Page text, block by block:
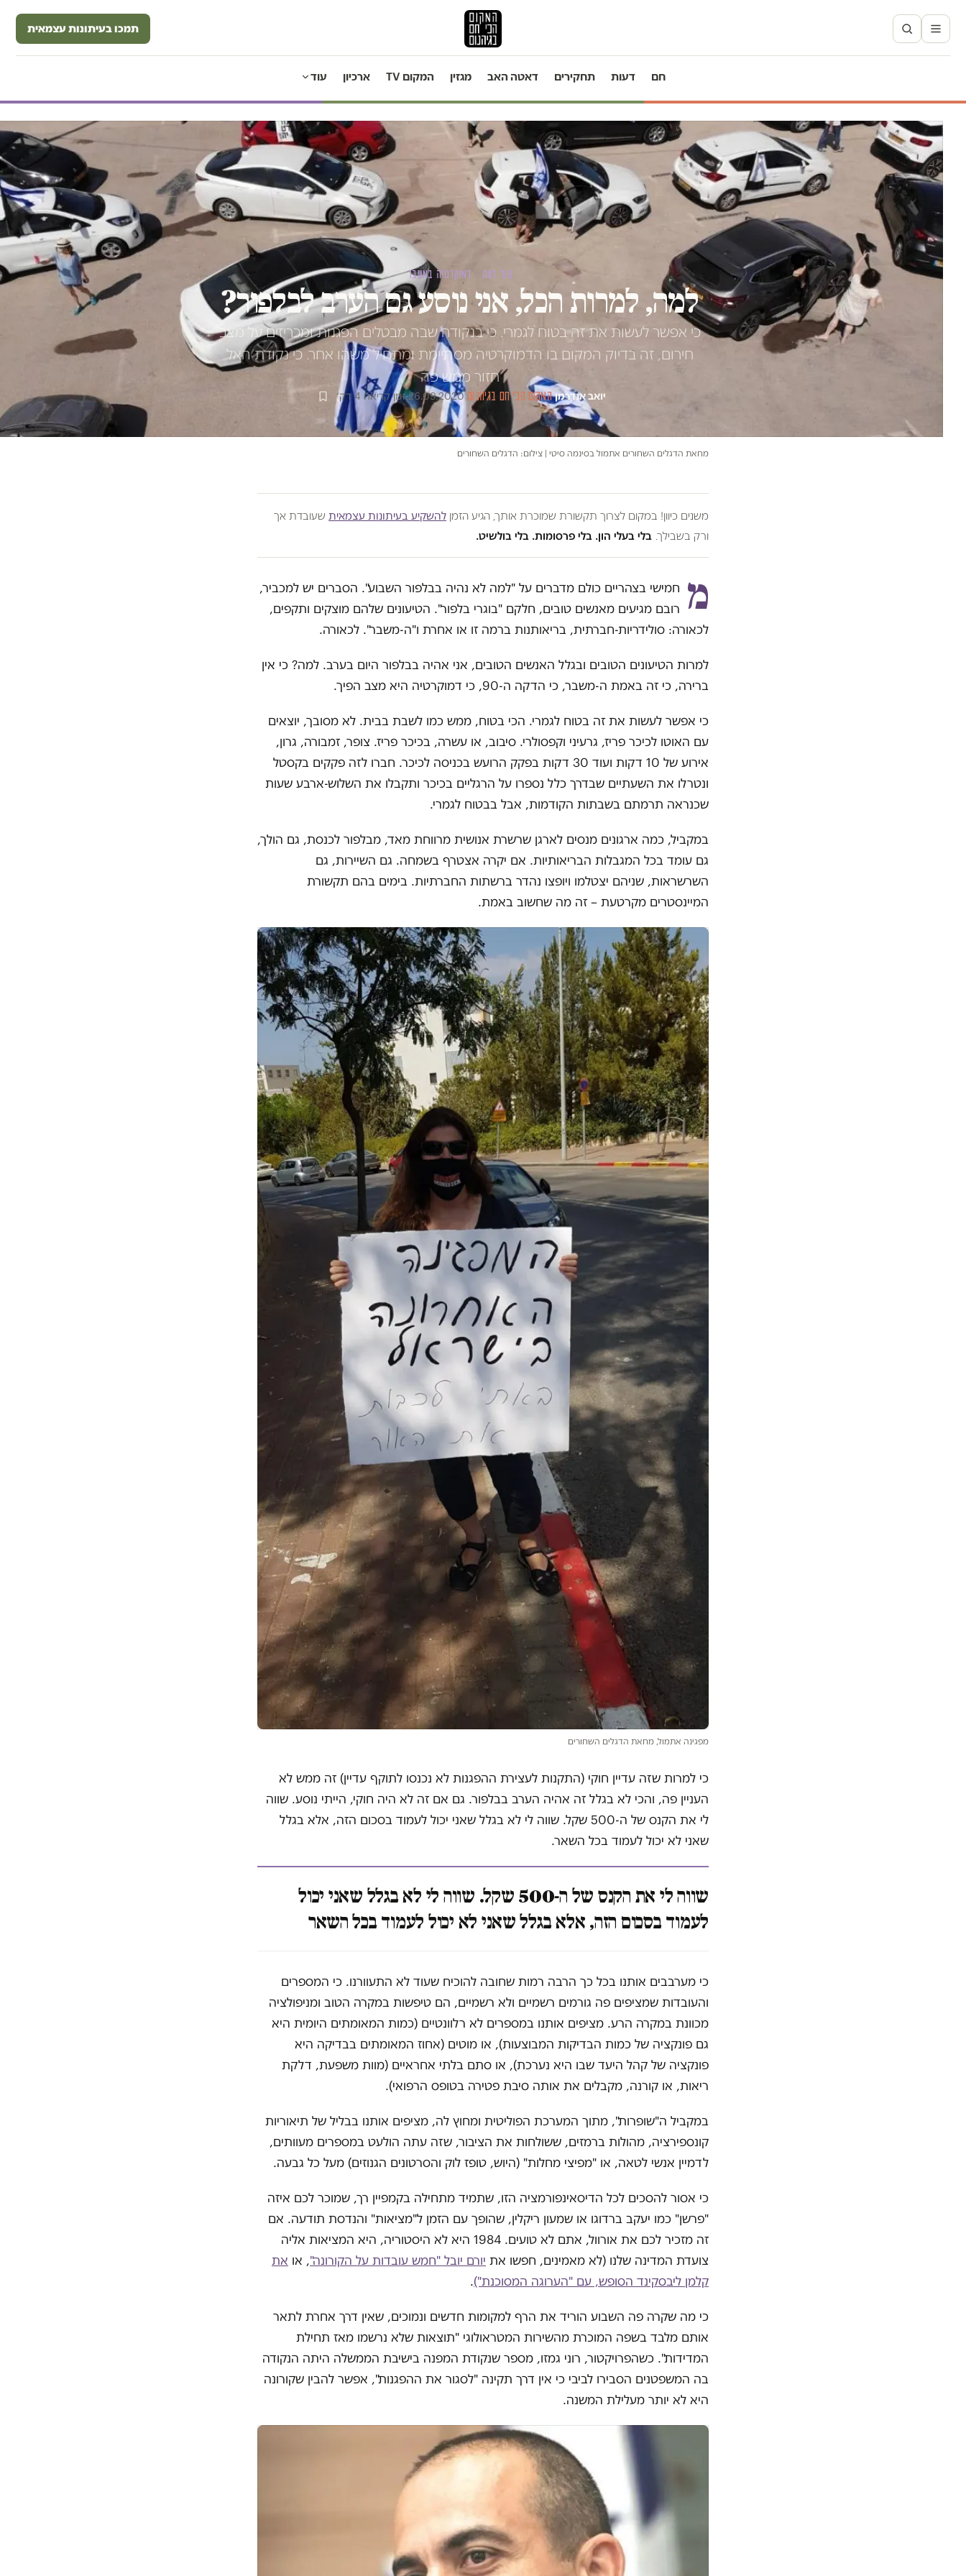
תמכו בעיתונות עצמאית
חם דעות תחקירים דאטה האב מגזין המקום TV ארכיון עוד
טור דעה · דמוקרטיה במשבר
למה, למרות הכל, אני נוסע גם הערב לבלפור?
כי אפשר לעשות את זה בטוח לגמרי. כי בנקודה שבה מבטלים הפגנות ומכריזים על מצב
חירום, זה בדיוק המקום בו הדמוקרטיה מסתיימת ומתחיל משהו אחר. כי נקודת האל
חזור ממש פה
יואב אנדרמן·המקום הכי חם בגיהנום·
26.09.2020
·זמן קריאה 4 דק׳
מחאת הדגלים השחורים אתמול בסינמה סיטי | צילום: הדגלים השחורים
משנים כיוון! במקום לצרוך תקשורת שמוכרת אותך, הגיע הזמן להשקיע בעיתונות עצמאית שעובדת אך
ורק בשבילך. בלי בעלי הון. בלי פרסומות. בלי בולשיט.
מ חמישי בצהריים כולם מדברים על "למה לא נהיה בבלפור השבוע". הסברים יש למכביר,
רובם מגיעים מאנשים טובים, חלקם "בוגרי בלפור". הטיעונים שלהם מוצקים ותקפים,
לכאורה: סולידריות-חברתית, בריאותנות ברמה זו או אחרת ו"ה-משבר". לכאורה.
למרות הטיעונים הטובים ובגלל האנשים הטובים, אני אהיה בבלפור היום בערב. למה? כי אין
ברירה, כי זה באמת ה-משבר, כי הדקה ה-90, כי דמוקרטיה היא מצב הפיך.
כי אפשר לעשות את זה בטוח לגמרי. הכי בטוח, ממש כמו לשבת בבית. לא מסובך, יוצאים
עם האוטו לכיכר פריז, גרעיני וקפסולרי. סיבוב, או עשרה, בכיכר פריז. צופר, זמבורה, גרון,
אירוע של 10 דקות ועוד 30 דקות בפקק הרועש בכניסה לכיכר. חברו לזה פקקים בקסטל
ונטרלו את השעתיים שבדרך כלל נספרו על הרגליים בכיכר ותקבלו את השלוש-ארבע שעות
שכנראה תרמתם בשבתות הקודמות, אבל בבטוח לגמרי.
במקביל, כמה ארגונים מנסים לארגן שרשרת אנושית מרווחת מאד, מבלפור לכנסת, גם הולך,
גם עומד בכל המגבלות הבריאותיות. אם יקרה אצטרף בשמחה. גם השיירות, גם
השרשראות, שניהם יצטלמו ויופצו נהדר ברשתות החברתיות. בימים בהם תקשורת
המיינסטרים מקרטעת – זה מה שחשוב באמת.
מפגינה אתמול, מחאת הדגלים השחורים
כי למרות שזה עדיין חוקי (התקנות לעצירת ההפגנות לא נכנסו לתוקף עדיין) זה ממש לא
העניין פה, והכי לא בגלל זה אהיה הערב בבלפור. גם אם זה לא היה חוקי, הייתי נוסע. שווה
לי את הקנס של ה-500 שקל. שווה לי לא בגלל שאני יכול לעמוד בסכום הזה, אלא בגלל
שאני לא יכול לעמוד בכל השאר.
שווה לי את הקנס של ה-500 שקל. שווה לי לא בגלל שאני יכול
לעמוד בסכום הזה, אלא בגלל שאני לא יכול לעמוד בכל השאר
כי מערבבים אותנו בכל כך הרבה רמות שחובה להוכיח שעוד לא התעוורנו. כי המספרים
והעובדות שמציפים פה גורמים רשמיים ולא רשמיים, הם טיפשות במקרה הטוב ומניפולציה
מכוונת במקרה הרע. מציפים אותנו במספרים לא רלוונטיים (כמות המאומתים היומית היא
גם פונקציה של כמות הבדיקות המבוצעות), או מוטים (אחוז המאומתים בבדיקה היא
פונקציה של קהל היעד שבו היא נערכת), או סתם בלתי אחראיים (מוות משפעת, דלקת
ריאות, או קורנה, מקבלים את אותה סיבת פטירה בטופס הרפואי).
במקביל ה"שופרות", מתוך המערכת הפוליטית ומחוץ לה, מציפים אותנו בבליל של תיאוריות
קונספירציה, מהולות ברמזים, ששולחות את הציבור, שזה עתה הולעט במספרים מעוותים,
לדמיין אנשי לטאה, או "מפיצי מחלות" (היוש, טופז לוק והסרטונים הגנוזים) מעל כל גבעה.
כי אסור להסכים לכל הדיסאינפורמציה הזו, שתמיד מתחילה בקמפיין רך, שמוכר לכם איזה
"פרשן" כמו יעקב ברדוגו או שמעון ריקלין, שהופך עם הזמן ל"מציאות" והנדסת תודעה. אם
זה מזכיר לכם את אורוול, אתם לא טועים. 1984 היא לא היסטוריה, היא המציאות אליה
צועדת המדינה שלנו (לא מאמינים, חפשו את יורם יובל "חמש עובדות על הקורונה", או את
קלמן ליבסקינד הסופש, עם "הערוגה המסוכנת").
כי מה שקרה פה השבוע הוריד את הרף למקומות חדשים ונמוכים, שאין דרך אחרת לתאר
אותם מלבד בשפה המוכרת מהשירות המטראולוגי "תוצאות שלא נרשמו מאז תחילת
המדידות". כשהפרויקטור, רוני גמזו, מספר שנקודת המפנה בישיבת הממשלה היתה הנקודה
בה המשפטנים הסבירו לביבי כי אין דרך תקינה "לסגור את ההפגנות", אפשר להבין שקורונה
היא לא יותר מעלילת המשנה.